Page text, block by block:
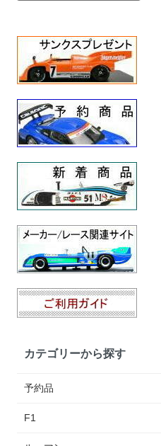
カテゴリーから探す
予約品
F1